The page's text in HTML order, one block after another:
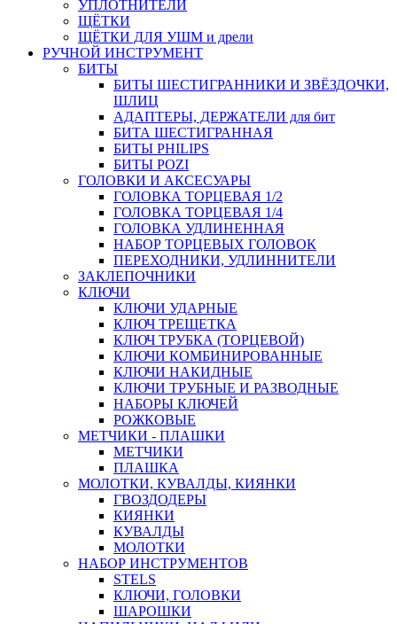
УПЛОТНИТЕЛИ
ЩЁТКИ
ЩЁТКИ ДЛЯ УШМ и дрели
РУЧНОЙ ИНСТРУМЕНТ
БИТЫ
БИТЫ ШЕСТИГРАННИКИ И ЗВЁЗДОЧКИ,
ШЛИЦ
АДАПТЕРЫ, ДЕРЖАТЕЛИ для бит
БИТА ШЕСТИГРАННАЯ
БИТЫ PHILIPS
БИТЫ POZI
ГОЛОВКИ И АКСЕСУАРЫ
ГОЛОВКА ТОРЦЕВАЯ 1/2
ГОЛОВКА ТОРЦЕВАЯ 1/4
ГОЛОВКА УДЛИНЕННАЯ
НАБОР ТОРЦЕВЫХ ГОЛОВОК
ПЕРЕХОДНИКИ, УДЛИННИТЕЛИ
ЗАКЛЕПОЧНИКИ
КЛЮЧИ
КЛЮЧИ УДАРНЫЕ
КЛЮЧ ТРЕЩЕТКА
КЛЮЧ ТРУБКА (ТОРЦЕВОЙ)
КЛЮЧИ КОМБИНИРОВАННЫЕ
КЛЮЧИ НАКИДНЫЕ
КЛЮЧИ ТРУБНЫЕ И РАЗВОДНЫЕ
НАБОРЫ КЛЮЧЕЙ
РОЖКОВЫЕ
МЕТЧИКИ - ПЛАШКИ
МЕТЧИКИ
ПЛАШКА
МОЛОТКИ, КУВАЛДЫ, КИЯНКИ
ГВОЗДОДЕРЫ
КИЯНКИ
КУВАЛДЫ
МОЛОТКИ
НАБОР ИНСТРУМЕНТОВ
STELS
КЛЮЧИ, ГОЛОВКИ
ШАРОШКИ